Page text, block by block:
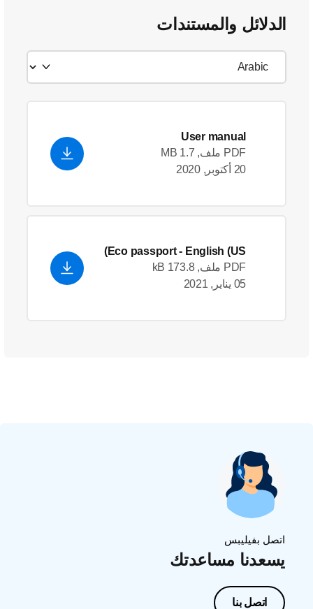
الدلائل والمستندات
User manual
PDF ملف, 1.7 MB
20 أكتوبر, 2020
Eco passport - English (US)
PDF ملف, 173.8 kB
05 يناير, 2021
اتصل بفيليبس
يسعدنا مساعدتك
اتصل بنا